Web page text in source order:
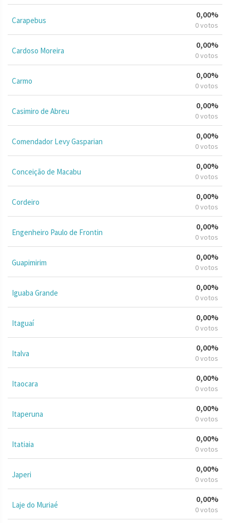
Carapebus
0,00%
0 votos
Cardoso Moreira
0,00%
0 votos
Carmo
0,00%
0 votos
Casimiro de Abreu
0,00%
0 votos
Comendador Levy Gasparian
0,00%
0 votos
Conceição de Macabu
0,00%
0 votos
Cordeiro
0,00%
0 votos
Engenheiro Paulo de Frontin
0,00%
0 votos
Guapimirim
0,00%
0 votos
Iguaba Grande
0,00%
0 votos
Itaguaí
0,00%
0 votos
Italva
0,00%
0 votos
Itaocara
0,00%
0 votos
Itaperuna
0,00%
0 votos
Itatiaia
0,00%
0 votos
Japeri
0,00%
0 votos
Laje do Muriaé
0,00%
0 votos